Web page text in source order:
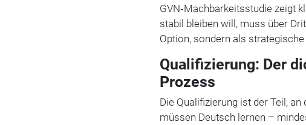
GVN‑Machbarkeitsstudie zeigt
stabil bleiben will, muss über
Option, sondern als
Qualifizierung: Der
Prozess
Die Qualifizierung ist der Teil,
müssen Deutsch lernen –